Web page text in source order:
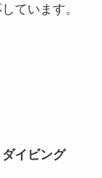
ています。
イビング